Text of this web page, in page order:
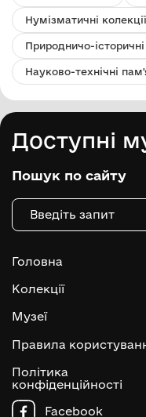
Нумізматичні колекції
Природничо-
Науково-технічні
Доступні
Пошук по сайту
Головна
Колекції
Музеї
Правила
Політика
конфіденційності
Facebook